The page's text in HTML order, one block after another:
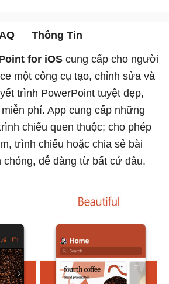
Thông Tin
for iOS cung cấp cho người
một công cụ tạo, chỉnh sửa và
trình PowerPoint tuyệt đẹp,
phí. App cung cấp những
chiếu quen thuộc; cho phép
trình chiếu hoặc chia sẻ bài
chóng, dễ dàng từ bất cứ đâu.